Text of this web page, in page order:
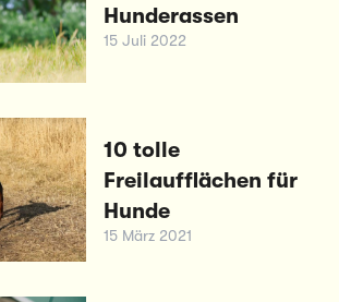
Hunderassen
15 Juli 2022
10 tolle
Freilaufflächen für
Hunde
15 März 2021